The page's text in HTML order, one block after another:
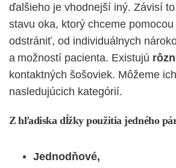
ďalšieho je vhodnejší iný. Závisí
stavu oka, ktorý chceme
odstrániť, od individuálnych
a možností pacienta. Existujú
kontaktných šošoviek. Môžeme
nasledujúcich kategórií.
Z hľadiskadĺžky použitia jedného
Jednodňové,